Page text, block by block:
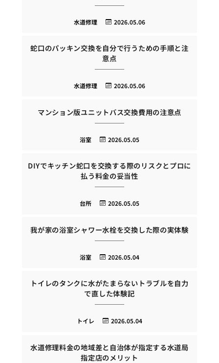
2026.05.06
水道修理
蛇口のパッキン交換を自分で行うための手順と注
意点
2026.05.06
水道修理
マンション版ユニットバス交換費用の注意点
2026.05.05
浴室
DIYでキッチン蛇口を交換する際のリスクとプロに
払う料金の妥当性
2026.05.05
台所
我が家の浴室シャワー水栓を交換した際の実体験
2026.05.04
浴室
トイレのタンクに水がたまらないトラブルを自力
で直した体験記
2026.05.04
トイレ
水道修理料金の地域差と自治体が指定する水道局
指定店のメリット